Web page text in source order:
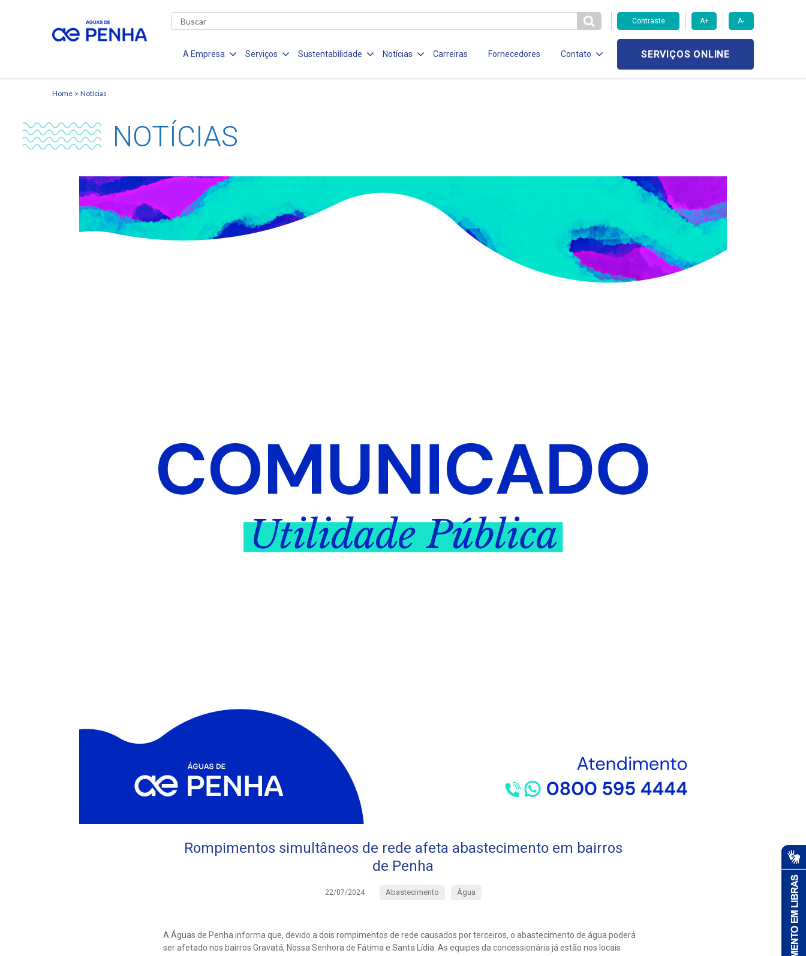
Contraste A+ A-
A Empresa Serviços Sustentabilidade Notícias Carreiras Fornecedores Contato SERVIÇOS ONLINE
Home Notícias
NOTÍCIAS
Rompimentos simultâneos de rede afeta abastecimento em bairros
de Penha
22/07/2024 Abastecimento Água
A Águas de Penha informa que, devido a dois rompimentos de rede causados por terceiros, o abastecimento de água poderá
ser afetado nos bairros Gravatá, Nossa Senhora de Fátima e Santa Lídia. As equipes da concessionária já estão nos locais